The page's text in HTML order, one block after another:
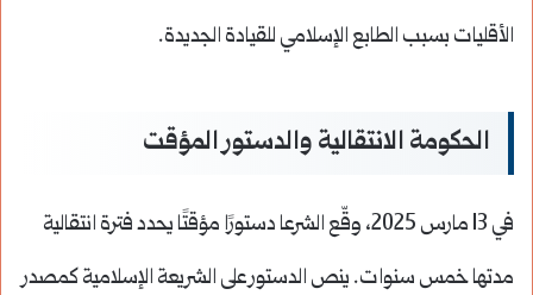
الأقليات بسبب الطابع الإسلامي للقيادة الجديدة.
الحكومة الانتقالية والدستور المؤقت
في 13 مارس 2025، وقّع الشرعا دستورًا مؤقتًا يحدد فترة انتقالية
مدتها خمس سنوات. ينص الدستور على الشريعة الإسلامية كمصدر